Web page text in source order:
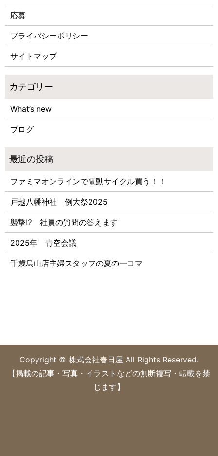
応募
プライバシーポリシー
サイトマップ
What’s new
ブログ
ファミマオンラインで電動サイクル買う！！
戸越八幡神社 例大祭2025
襲撃⁉ 社員の質問の答えます
2025年 青空会議
千歳烏山店主婦スタッフの夏の一コマ
Copyright © 株式会社春日屋 All Rights Reserved.
【掲載の記事・写真・イラストなどの無断複写・転載を禁
じます】